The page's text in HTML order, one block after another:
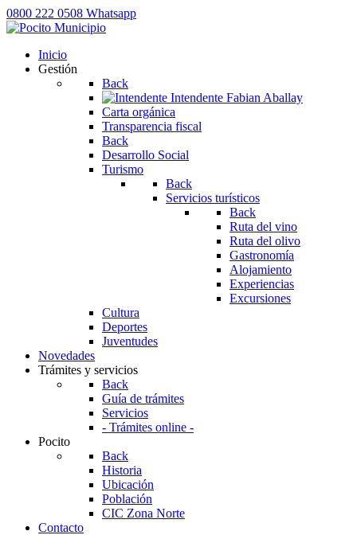
0800 222 0508 Whatsapp
Inicio
Gestión
Back
Intendente Fabian Aballay
Carta orgánica
Transparencia fiscal
Back
Desarrollo Social
Turismo
Back
Servicios turísticos
Back
Ruta del vino
Ruta del olivo
Gastronomía
Alojamiento
Experiencias
Excursiones
Cultura
Deportes
Juventudes
Novedades
Trámites y servicios
Back
Guía de trámites
Servicios
- Trámites online -
Pocito
Back
Historia
Ubicación
Población
CIC Zona Norte
Contacto